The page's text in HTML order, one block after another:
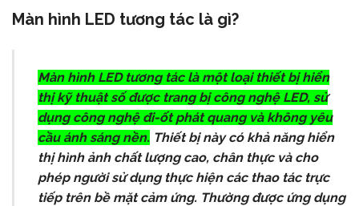
Màn hình LED tương tác là gì?
Màn hình LED tương tác là một loại thiết bị hiển
thị kỹ thuật số được trang bị công nghệ LED, sử
dụng công nghệ đi-ốt phát quang và không yêu
cầu ánh sáng nền. Thiết bị này có khả năng hiển
thị hình ảnh chất lượng cao, chân thực và cho
phép người sử dụng thực hiện các thao tác trực
tiếp trên bề mặt cảm ứng. Thường được ứng dụng